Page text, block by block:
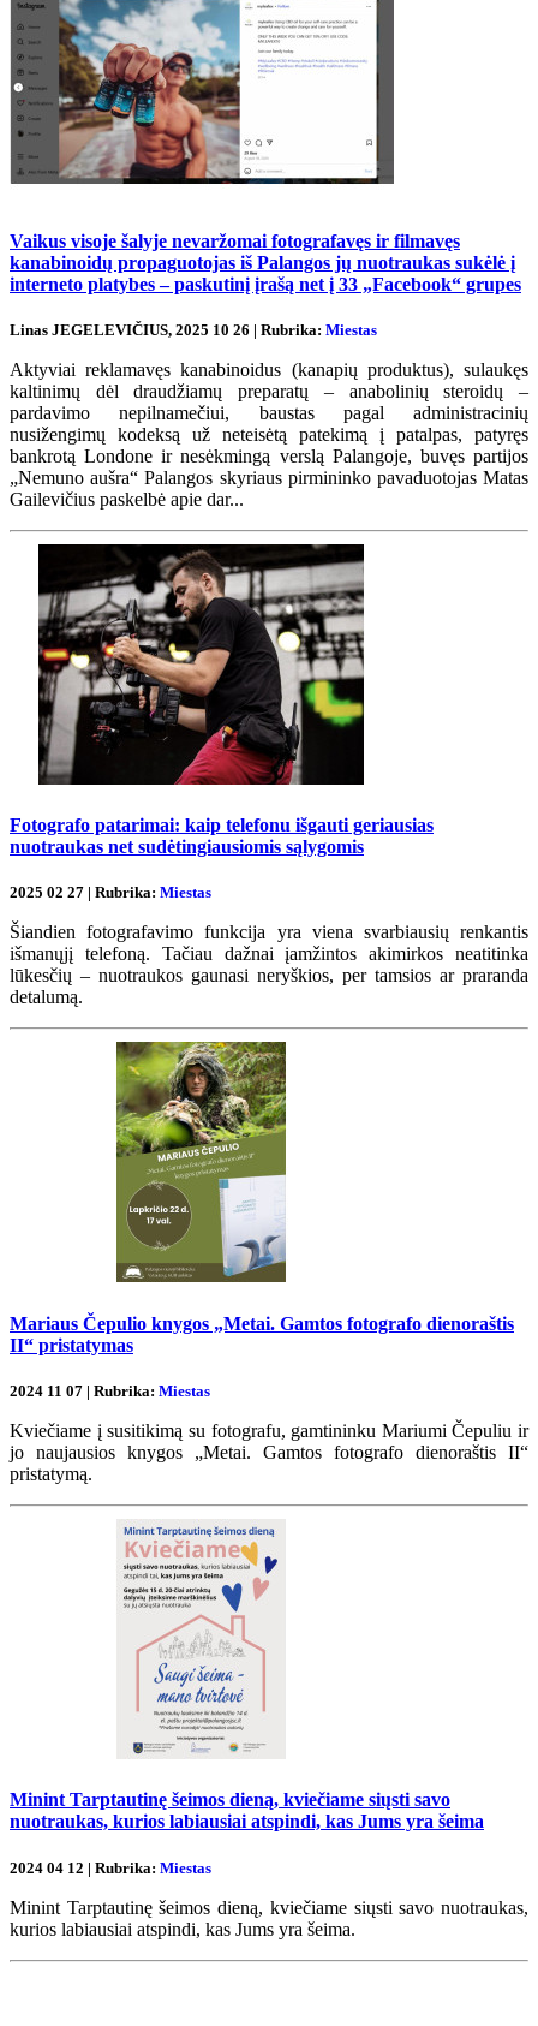
Vaikus visoje šalyje nevaržomai fotografavęs ir filmavęs
kanabinoidų propaguotojas iš Palangos jų nuotraukas sukėlė į
interneto platybes – paskutinį įrašą net į 33 „Facebook“ grupes
Linas JEGELEVIČIUS, 2025 10 26 | Rubrika: Miestas
Aktyviai reklamavęs kanabinoidus (kanapių produktus), sulaukęs
kaltinimų dėl draudžiamų preparatų – anabolinių steroidų –
pardavimo nepilnamečiui, baustas pagal administracinių
nusižengimų kodeksą už neteisėtą patekimą į patalpas, patyręs
bankrotą Londone ir nesėkmingą verslą Palangoje, buvęs partijos
„Nemuno aušra“ Palangos skyriaus pirmininko pavaduotojas Matas
Gailevičius paskelbė apie dar...
Fotografo patarimai: kaip telefonu išgauti geriausias
nuotraukas net sudėtingiausiomis sąlygomis
2025 02 27 | Rubrika: Miestas
Šiandien fotografavimo funkcija yra viena svarbiausių renkantis
išmanųjį telefoną. Tačiau dažnai įamžintos akimirkos neatitinka
lūkesčių – nuotraukos gaunasi neryškios, per tamsios ar praranda
detalumą.
Mariaus Čepulio knygos „Metai. Gamtos fotografo dienoraštis
II“ pristatymas
2024 11 07 | Rubrika: Miestas
Kviečiame į susitikimą su fotografu, gamtininku Mariumi Čepuliu ir
jo naujausios knygos „Metai. Gamtos fotografo dienoraštis II“
pristatymą.
Minint Tarptautinę šeimos dieną, kviečiame siųsti savo
nuotraukas, kurios labiausiai atspindi, kas Jums yra šeima
2024 04 12 | Rubrika: Miestas
Minint Tarptautinę šeimos dieną, kviečiame siųsti savo nuotraukas,
kurios labiausiai atspindi, kas Jums yra šeima.